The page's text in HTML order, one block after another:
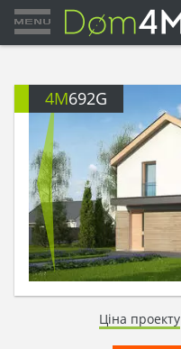
4M692G
Ціна проекту